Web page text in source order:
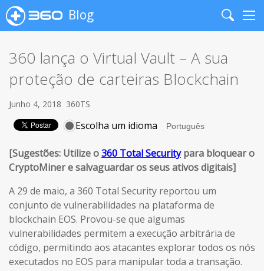
Blog
Search
360 lança o Virtual Vault – A sua
proteção de carteiras Blockchain
Junho 4, 2018 360TS
Escolha um idioma
[Sugestões: Utilize o360 Total Securitypara bloquear o
CryptoMiner e salvaguardar os seus ativos digitais]
A 29 de maio, a 360 Total Security reportou um
conjunto de vulnerabilidades na plataforma de
blockchain EOS. Provou-se que algumas
vulnerabilidades permitem a execução arbitrária de
código, permitindo aos atacantes explorar todos os nós
executados no EOS para manipular toda a transação.